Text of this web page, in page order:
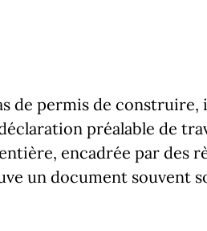
de permis de
préalable de
encadrée par des
un document souvent